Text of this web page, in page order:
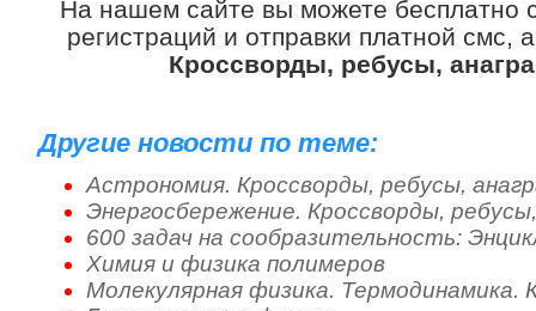
На нашем сайте вы можете бесплатно
регистраций и отправки платной смс,
Кроссворды, ребусы,
Другие новости по теме:
Астрономия. Кроссворды, ребусы,
Энергосбережение. Кроссворды,
600 задач на сообразительность:
Химия и физика полимеров
Молекулярная физика. Термодинамика.